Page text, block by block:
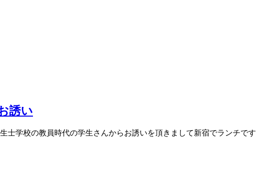
誘い
士学校の教員時代の学生さんからお誘いを頂きまして新宿でランチです